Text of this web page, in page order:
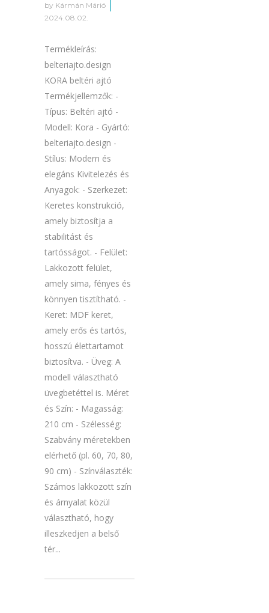
by Kármán Márió
2024.08.02.
Termékleírás:
belteriajto.design
KORA beltéri ajtó
Termékjellemzők: -
Típus: Beltéri ajtó -
Modell: Kora - Gyártó:
belteriajto.design -
Stílus: Modern és
elegáns Kivitelezés és
Anyagok: - Szerkezet:
Keretes konstrukció,
amely biztosítja a
stabilitást és
tartósságot. - Felület:
Lakkozott felület,
amely sima, fényes és
könnyen tisztítható. -
Keret: MDF keret,
amely erős és tartós,
hosszú élettartamot
biztosítva. - Üveg: A
modell választható
üvegbetéttel is. Méret
és Szín: - Magasság:
210 cm - Szélesség:
Szabvány méretekben
elérhető (pl. 60, 70, 80,
90 cm) - Színválaszték:
Számos lakkozott szín
és árnyalat közül
választható, hogy
illeszkedjen a belső
tér...